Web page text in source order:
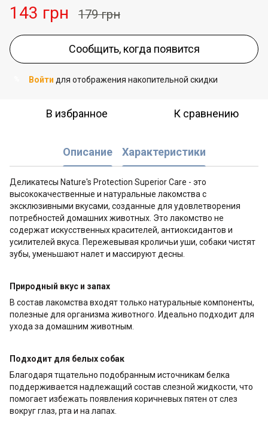
143 грн 179 грн
Сообщить, когда появится
Войти для отображения накопительной скидки
В избранное К сравнению
Описание Характеристики
Деликатесы Nature's Protection Superior Care - это
высококачественные и натуральные лакомства с
эксклюзивными вкусами, созданные для удовлетворения
потребностей домашних животных. Это лакомство не
содержат искусственных красителей, антиоксидантов и
усилителей вкуса. Пережевывая кроличьи уши, собаки чистят
зубы, уменьшают налет и массируют десны.
Природный вкус и запах
В состав лакомства входят только натуральные компоненты,
полезные для организма животного. Идеально подходит для
ухода за домашним животным.
Подходит для белых собак
Благодаря тщательно подобранным источникам белка
поддерживается надлежащий состав слезной жидкости, что
помогает избежать появления коричневых пятен от слез
вокруг глаз, рта и на лапах.